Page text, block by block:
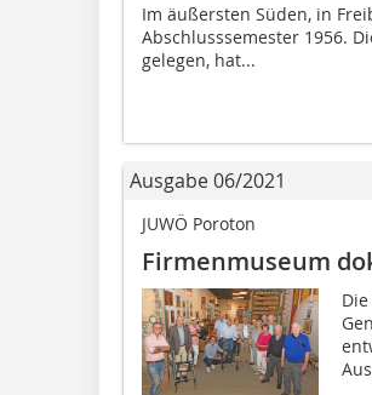
Im äußersten Süden, in
Abschlusssemes­ter 1956.
gelegen, hat...
Ausgabe 06/2021
JUWÖ Poroton
Firmenmuseum